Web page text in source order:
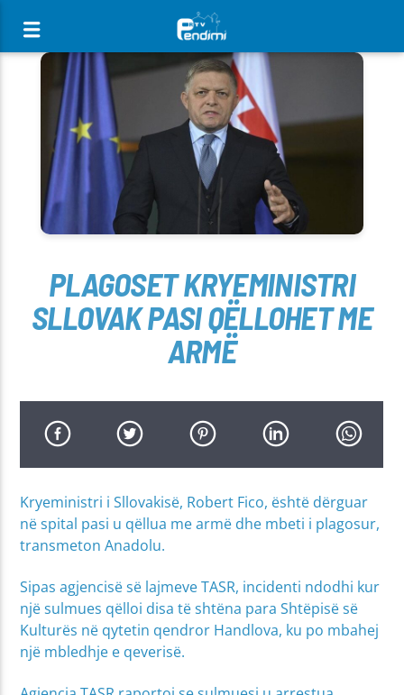
[There are no radio stations in the database]
PLAGOSET KRYEMINISTRI
SLLOVAK PASI QËLLOHET ME
ARMË
Kryeministri i Sllovakisë, Robert Fico, është dërguar
në spital pasi u qëllua me armë dhe mbeti i plagosur,
transmeton Anadolu.
Sipas agjencisë së lajmeve TASR, incidenti ndodhi kur
një sulmues qëlloi disa të shtëna para Shtëpisë së
Kulturës në qytetin qendror Handlova, ku po mbahej
një mbledhje e qeverisë.